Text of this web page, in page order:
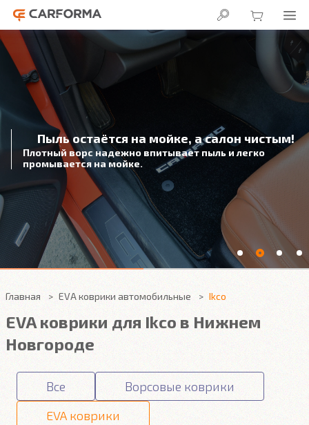
Пыль остаётся на мойке, а салон чистым!
Плотный ворс надежно впитывает пыль и легко
промывается на мойке.
Главная EVA коврики автомобильные Ikco
EVA коврики для Ikco в Нижнем
Новгороде
Все
Ворсовые коврики
EVA коврики